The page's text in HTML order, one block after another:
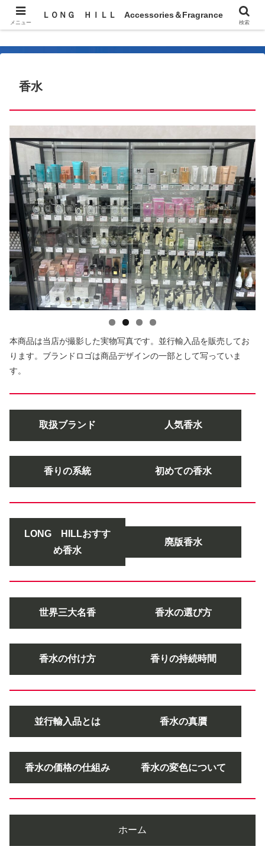
ＬＯＮＧ ＨＩＬＬ Accessories＆Fragrance
香水
本商品は当店が撮影した実物写真です。並行輸入品を販売してお
ります。ブランドロゴは商品デザインの一部として写っていま
す。
取扱ブランド 人気香水
香りの系統 初めての香水
LONG HILLおすす
め香水
廃版香水
世界三大名香 香水の選び方
香水の付け方 香りの持続時間
並行輸入品とは 香水の真贋
香水の価格の仕組み 香水の変色について
ホーム
メニュー
ＬＯＮＧ ＨＩＬＬ Accessories＆Fragrance
検索